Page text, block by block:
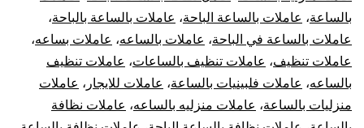
بالساعة، عاملات بالساعة الباحة، عاملات بالساعة بالباحة،
عاملات بالساعة في الباحة، عاملات بالساعه، عاملات بساعه،
عاملات تنظيف، عاملات تنظيف بالساعات، عاملات تنظيف
بالساعه، عاملات فلبينيات بالساعة، عاملات للايجار ، عاملات
منزليات بالساعة، عاملات منزليه بالساعه، عاملات نظافة